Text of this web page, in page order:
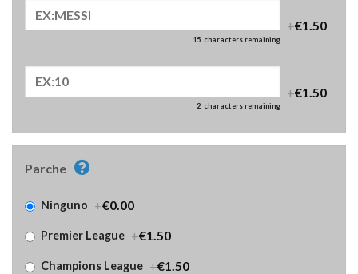
15 characters remaining
+€1.50
2 characters remaining
+€1.50
Parche
Ninguno +€0.00
Premier League +€1.50
Champions League +€1.50